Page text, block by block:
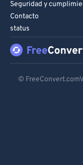
Seguridad y
Contacto
status
©